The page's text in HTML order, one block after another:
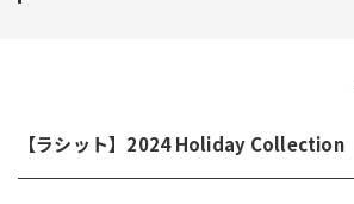
【ラシット】2024 Holiday Collection